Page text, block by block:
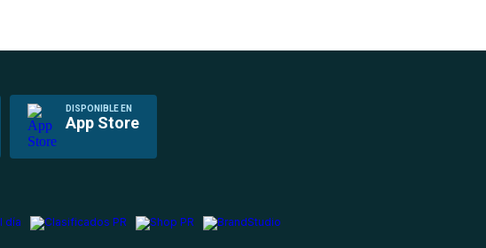
DISPONIBLE EN
App Store